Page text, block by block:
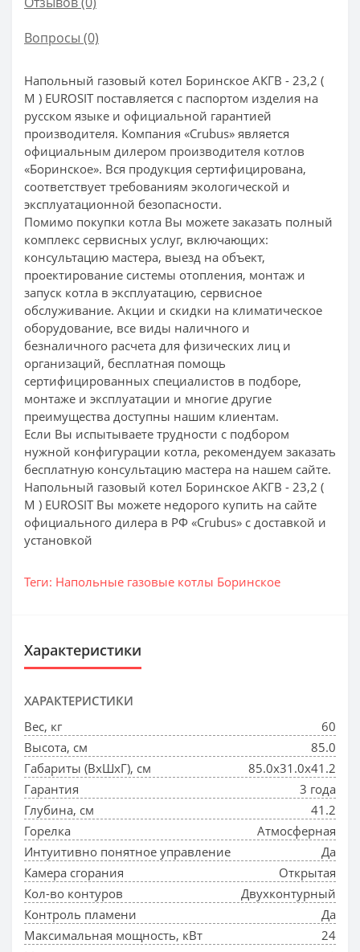
Вопросы (0)
Напольный газовый котел Боринское АКГВ - 23,2 (
М ) EUROSIT поставляется с паспортом изделия на
русском языке и официальной гарантией
производителя. Компания «Crubus» является
официальным дилером производителя котлов
«Боринское». Вся продукция сертифицирована,
соответствует требованиям экологической и
эксплуатационной безопасности.
Помимо покупки котла Вы можете заказать полный
комплекс сервисных услуг, включающих:
консультацию мастера, выезд на объект,
проектирование системы отопления, монтаж и
запуск котла в эксплуатацию, сервисное
обслуживание. Акции и скидки на климатическое
оборудование, все виды наличного и
безналичного расчета для физических лиц и
организаций, бесплатная помощь
сертифицированных специалистов в подборе,
монтаже и эксплуатации и многие другие
преимущества доступны нашим клиентам.
Если Вы испытываете трудности с подбором
нужной конфигурации котла, рекомендуем заказать
бесплатную консультацию мастера на нашем сайте.
Напольный газовый котел Боринское АКГВ - 23,2 (
М ) EUROSIT Вы можете недорого купить на сайте
официального дилера в РФ «Crubus» с доставкой и
установкой
Теги: Напольные газовые котлы Боринское
Характеристики
ХАРАКТЕРИСТИКИ
Вес, кг
60
Высота, см
85.0
Габариты (ВхШхГ), см
85.0x31.0x41.2
Гарантия
3 года
Глубина, см
41.2
Горелка
Атмосферная
Интуитивно понятное управление
Да
Камера сгорания
Открытая
Кол-во контуров
Двухконтурный
Контроль пламени
Да
Максимальная мощность, кВт
24